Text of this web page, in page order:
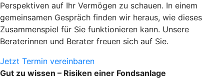
Perspektiven auf Ihr Vermögen zu schauen. In einem
gemeinsamen Gespräch finden wir heraus, wie dieses
Zusammenspiel für Sie funktionieren kann. Unsere
Beraterinnen und Berater freuen sich auf Sie.
Jetzt Termin vereinbaren
Gut zu wissen – Risiken einer Fondsanlage